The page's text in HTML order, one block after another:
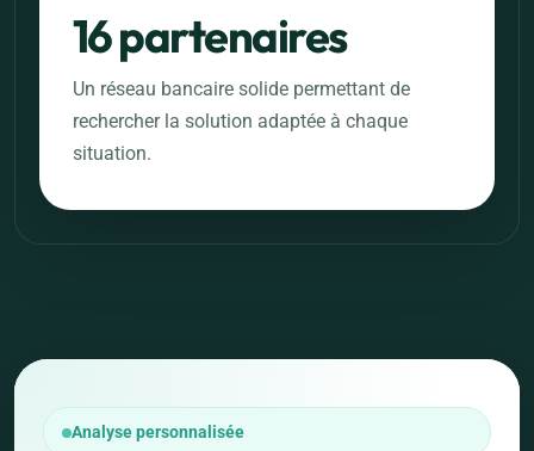
16 partenaires
Un réseau bancaire solide permettant de
rechercher la solution adaptée à chaque
situation.
Analyse personnalisée